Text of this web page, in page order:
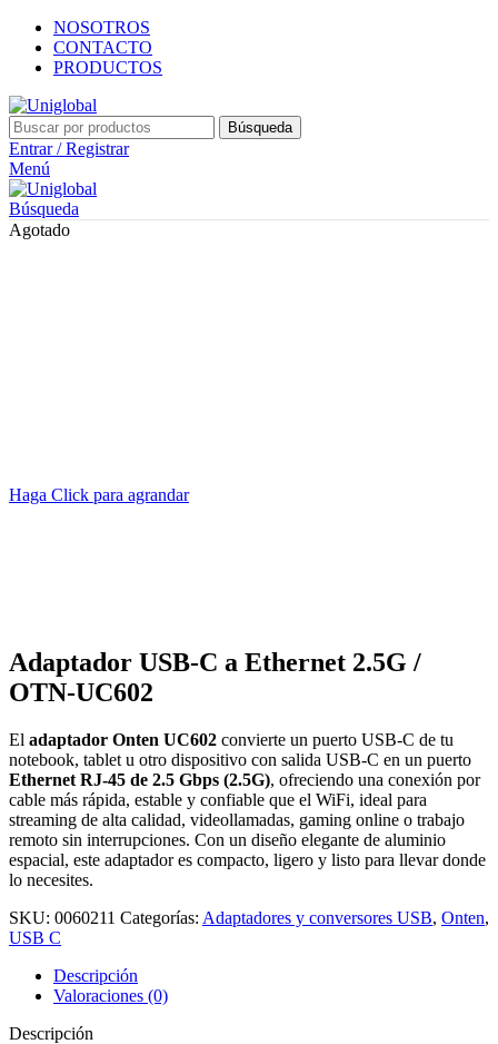
NOSOTROS
CONTACTO
PRODUCTOS
Búsqueda
Entrar / Registrar
Menú
Búsqueda
Agotado
Haga Click para agrandar
Adaptador USB-C a Ethernet 2.5G /
OTN-UC602
El adaptador Onten UC602 convierte un puerto USB-C de tu
notebook, tablet u otro dispositivo con salida USB-C en un puerto
Ethernet RJ-45 de 2.5 Gbps (2.5G), ofreciendo una conexión por
cable más rápida, estable y confiable que el WiFi, ideal para
streaming de alta calidad, videollamadas, gaming online o trabajo
remoto sin interrupciones. Con un diseño elegante de aluminio
espacial, este adaptador es compacto, ligero y listo para llevar donde
lo necesites.
SKU: 0060211 Categorías: Adaptadores y conversores USB, Onten,
USB C
Descripción
Valoraciones (0)
Descripción